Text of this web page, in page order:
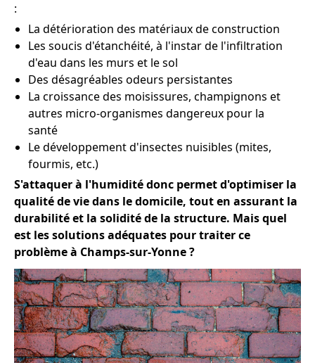
:
La détérioration des matériaux de construction
Les soucis d'étanchéité, à l'instar de l'infiltration
d'eau dans les murs et le sol
Des désagréables odeurs persistantes
La croissance des moisissures, champignons et
autres micro-organismes dangereux pour la
santé
Le développement d'insectes nuisibles (mites,
fourmis, etc.)
S'attaquer à l'humidité donc permet d'optimiser la
qualité de vie dans le domicile, tout en assurant la
durabilité et la solidité de la structure. Mais quel
est les solutions adéquates pour traiter ce
problème à Champs-sur-Yonne ?